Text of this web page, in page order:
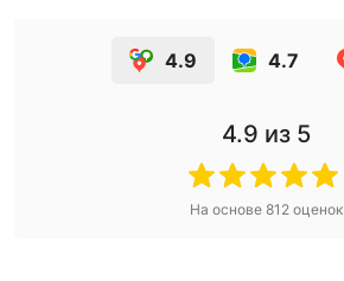
4.9 4.7
4.9 из 5
На основе 812оценок